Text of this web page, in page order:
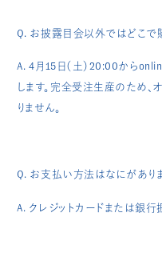
Q. お披露目会以外ではどこで
A. 4月15日（土）20:00から
します。 完全受注生産のため、
りません。
Q. お支払い方法はなにがあり
A. クレジットカードまたは銀行